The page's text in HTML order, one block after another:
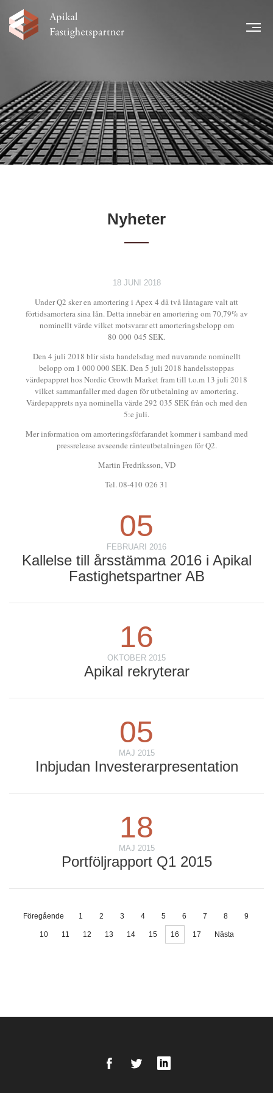
NYHETER
LÅNTAGARE
TEAM
LEGAL INFORMATION
FINANSIELL INFORMATION
Nyheter
05
FEBRUARI 2016
Kallelse till årsstämma 2016 i Apikal
Fastighetspartner AB
16
OKTOBER 2015
Apikal rekryterar
05
MAJ 2015
Inbjudan Investerarpresentation
18
MAJ 2015
Portföljrapport Q1 2015
Föregående 1 2 3 4 5 6 7 8 9
10 11 12 13 14 15 16 17 Nästa
18 JUNI 2018
Under Q2 sker en amortering i Apex 4 då två låntagare valt att
förtidsamortera sina lån. Detta innebär en amortering om 70,79% av
nominellt värde vilket motsvarar ett amorteringsbelopp om
80 000 045 SEK.
Den 4 juli 2018 blir sista handelsdag med nuvarande nominellt
belopp om 1 000 000 SEK. Den 5 juli 2018 handelsstoppas
värdepappret hos Nordic Growth Market fram till t.o.m 13 juli 2018
vilket sammanfaller med dagen för utbetalning av amortering.
Värdepapprets nya nominella värde 292 035 SEK från och med den
5:e juli.
Mer information om amorteringsförfarandet kommer i samband med
pressrelease avseende ränteutbetalningen för Q2.
Martin Fredriksson, VD
Tel. 08-410 026 31
FacebookTwitter LinkedIn